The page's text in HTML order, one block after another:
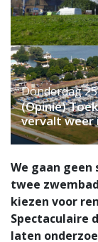
Donderdag
(Opinie)
vervalt weer
We gaan
twee
kiezen voor
Spectaculaire
laten